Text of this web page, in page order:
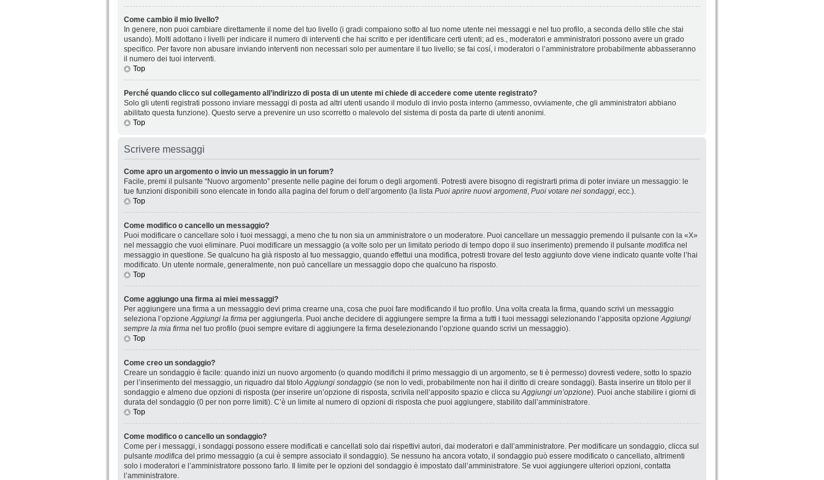
Come cambio il mio livello?
In genere, non puoi cambiare direttamente il nome del tuo livello (i gradi compaiono sotto al tuo nome utente nei messaggi e nel tuo profilo, a seconda dello stile che stai
usando). Molti adottano i livelli per indicare il numero di interventi che hai scritto e per identificare certi utenti; ad es., moderatori e amministratori possono avere un grado
specifico. Per favore non abusare inviando interventi non necessari solo per aumentare il tuo livello; se fai cosí, i moderatori o l’amministratore probabilmente abbasseranno
il numero dei tuoi interventi.
Top
Perché quando clicco sul collegamento all’indirizzo di posta di un utente mi chiede di accedere come utente registrato?
Solo gli utenti registrati possono inviare messaggi di posta ad altri utenti usando il modulo di invio posta interno (ammesso, ovviamente, che gli amministratori abbiano
abilitato questa funzione). Questo serve a prevenire un uso scorretto o malevolo del sistema di posta da parte di utenti anonimi.
Top
Scrivere messaggi
Come apro un argomento o invio un messaggio in un forum?
Facile, premi il pulsante “Nuovo argomento” presente nelle pagine dei forum o degli argomenti. Potresti avere bisogno di registrarti prima di poter inviare un messaggio: le
tue funzioni disponibili sono elencate in fondo alla pagina del forum o dell’argomento (la lista Puoi aprire nuovi argomenti, Puoi votare nei sondaggi, ecc.).
Top
Come modifico o cancello un messaggio?
Puoi modificare o cancellare solo i tuoi messaggi, a meno che tu non sia un amministratore o un moderatore. Puoi cancellare un messaggio premendo il pulsante con la «X»
nel messaggio che vuoi eliminare. Puoi modificare un messaggio (a volte solo per un limitato periodo di tempo dopo il suo inserimento) premendo il pulsante modifica nel
messaggio in questione. Se qualcuno ha già risposto al tuo messaggio, quando effettui una modifica, potresti trovare del testo aggiunto dove viene indicato quante volte l’hai
modificato. Un utente normale, generalmente, non può cancellare un messaggio dopo che qualcuno ha risposto.
Top
Come aggiungo una firma ai miei messaggi?
Per aggiungere una firma a un messaggio devi prima crearne una, cosa che puoi fare modificando il tuo profilo. Una volta creata la firma, quando scrivi un messaggio
seleziona l’opzioneAggiungi la firma per aggiungerla. Puoi anche decidere di aggiungere sempre la firma a tutti i tuoi messaggi selezionando l’apposita opzioneAggiungi
sempre la mia firma nel tuo profilo (puoi sempre evitare di aggiungere la firma deselezionando l’opzione quando scrivi un messaggio).
Top
Come creo un sondaggio?
Creare un sondaggio è facile: quando inizi un nuovo argomento (o quando modifichi il primo messaggio di un argomento, se ti è permesso) dovresti vedere, sotto lo spazio
per l’inserimento del messaggio, un riquadro dal titoloAggiungi sondaggio (se non lo vedi, probabilmente non hai il diritto di creare sondaggi). Basta inserire un titolo per il
sondaggio e almeno due opzioni di risposta (per inserire un’opzione di risposta, scrivila nell’apposito spazio e clicca suAggiungi un’opzione). Puoi anche stabilire i giorni di
durata del sondaggio (0 per non porre limiti). C’è un limite al numero di opzioni di risposta che puoi aggiungere, stabilito dall’amministratore.
Top
Come modifico o cancello un sondaggio?
Come per i messaggi, i sondaggi possono essere modificati e cancellati solo dai rispettivi autori, dai moderatori e dall’amministratore. Per modificare un sondaggio, clicca sul
pulsante modifica del primo messaggio (a cui è sempre associato il sondaggio). Se nessuno ha ancora votato, il sondaggio può essere modificato o cancellato, altrimenti
solo i moderatori e l’amministratore possono farlo. Il limite per le opzioni del sondaggio è impostato dall’amministratore. Se vuoi aggiungere ulteriori opzioni, contatta
l’amministratore.